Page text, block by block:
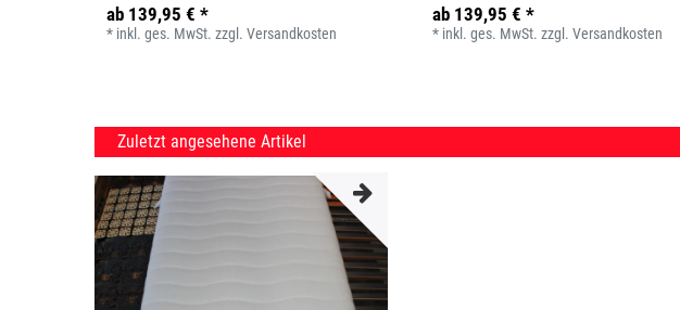
ab 139,95 € *
* inkl. ges. MwSt. zzgl.Versandkosten
ab 139,95 € *
* inkl. ges. MwSt. zzgl.Versandkosten
Zuletzt angesehene Artikel